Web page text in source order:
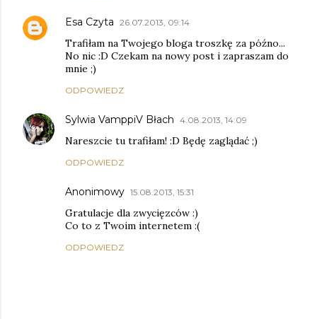
Esa Czyta 26.07.2013, 09:14
Trafiłam na Twojego bloga troszkę za późno...
No nic :D Czekam na nowy post i zapraszam do
mnie ;)
ODPOWIEDZ
Sylwia VamppiV Błach 4.08.2013, 14:09
Nareszcie tu trafiłam! :D Będę zaglądać ;)
ODPOWIEDZ
Anonimowy 15.08.2013, 15:31
Gratulacje dla zwycięzców :)
Co to z Twoim internetem :(
ODPOWIEDZ